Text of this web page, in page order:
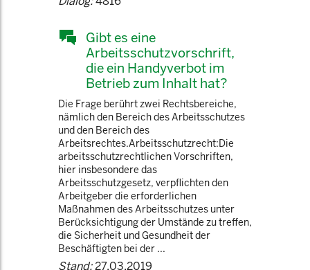
Gibt es eine
Arbeitsschutzvorschrift,
die ein Handyverbot im
Betrieb zum Inhalt hat?
Die Frage berührt zwei Rechtsbereiche,
nämlich den Bereich des Arbeitsschutzes
und den Bereich des
Arbeitsrechtes.Arbeitsschutzrecht:Die
arbeitsschutzrechtlichen Vorschriften,
hier insbesondere das
Arbeitsschutzgesetz, verpflichten den
Arbeitgeber die erforderlichen
Maßnahmen des Arbeitsschutzes unter
Berücksichtigung der Umstände zu treffen,
die Sicherheit und Gesundheit der
Beschäftigten bei der ...
Stand:27.03.2019